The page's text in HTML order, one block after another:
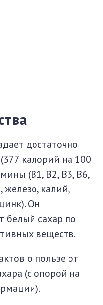
достаточно
калорий на 100
(B1, B2, B3, B6,
калий,
Он
белый сахар по
веществ.
о пользе от
(с опорой на